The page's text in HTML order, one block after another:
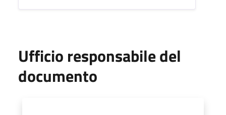
Ufficio responsabile del
documento